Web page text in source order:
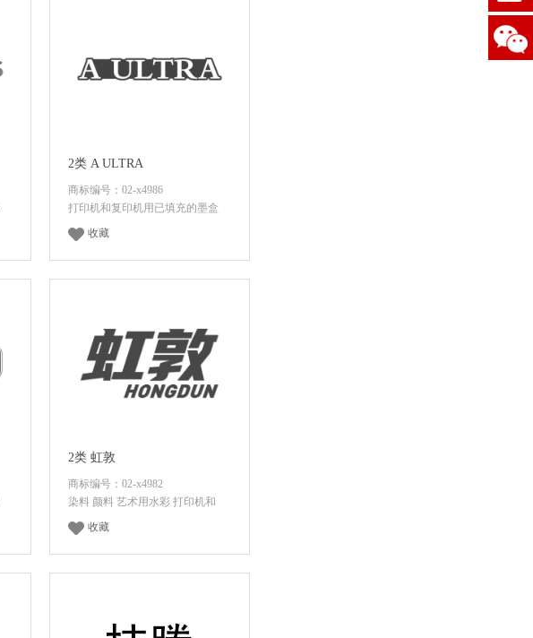
2类 A ULTRA
商标编号：02-x4986
打印机和复印机用已填充的墨盒
收藏
2类 虹敦
商标编号：02-x4982
染料 颜料 艺术用水彩 打印机和
收藏